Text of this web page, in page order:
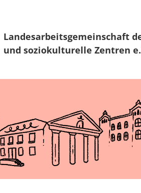
Landesarbeitsgemeinschaft
und soziokulturelle Zentren